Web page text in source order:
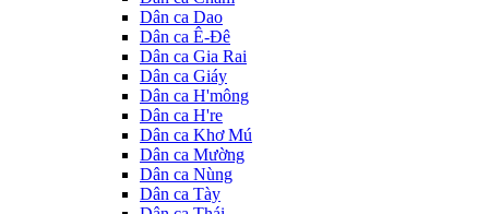
Dân ca Dao
Dân ca Ê-Đê
Dân ca Gia Rai
Dân ca Giáy
Dân ca H'mông
Dân ca H're
Dân ca Khơ Mú
Dân ca Mường
Dân ca Nùng
Dân ca Tày